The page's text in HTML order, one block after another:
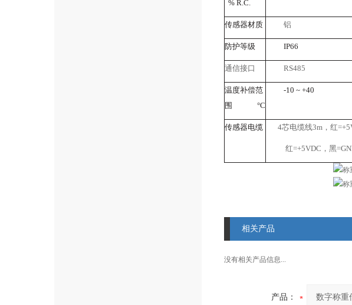
% R.C.
传感器材质 铝
防护等级 IP66
通信接口 RS485
温度补偿范
围
°C
-10 ~ +40
传感器电缆 4芯电缆线3m ，红
红=+5VDC ，黑
相关产品
没有相关产品信息...
产品：